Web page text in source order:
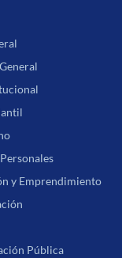
y Emprendimiento
Pública